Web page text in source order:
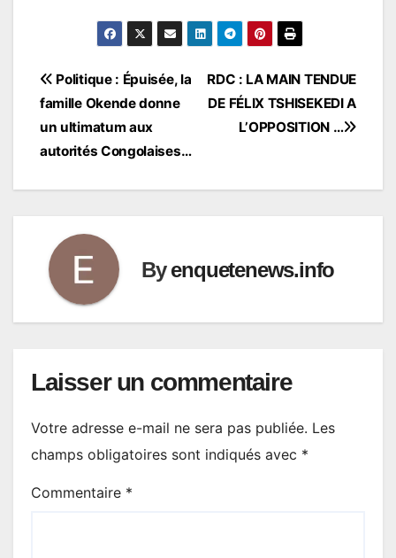
Navigation
de
l’article
RDC : LA MAIN TENDUE
DE FÉLIX TSHISEKEDI A
L’OPPOSITION …
Politique : Épuisée, la
famille Okende donne
un ultimatum aux
autorités Congolaises…
Byenquetenews.info
Laisser un commentaire
Votre adresse e-mail ne sera pas publiée. Les
champs obligatoires sont indiqués avec *
Commentaire *